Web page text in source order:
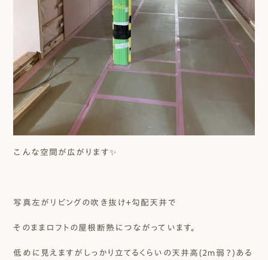
こんな空間が広がります✨
写真左がリビングの吹き抜け+勾配天井で
そのままロフトの屋根断熱につながっています。
低めに見えますがしっかり立てるくらいの天井高(2ｍ弱？)ある